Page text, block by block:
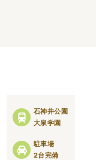
石神井公園
大泉学園
駐車場
2台完備